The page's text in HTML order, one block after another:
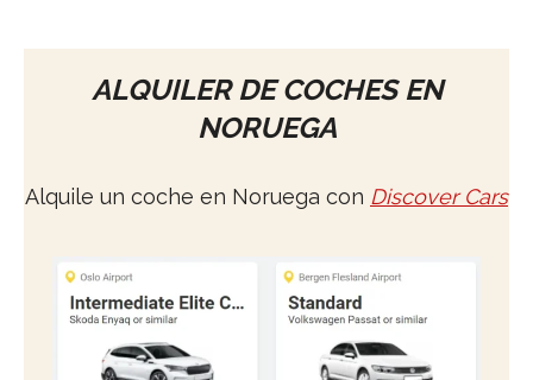
ALQUILER DE COCHES EN
NORUEGA
Alquile un coche en Noruega con Discover Cars